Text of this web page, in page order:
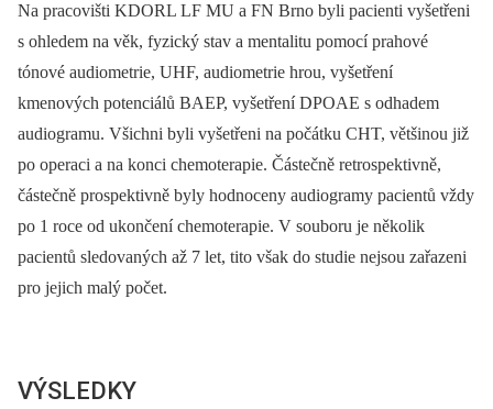
Na pracovišti KDORL LF MU a FN Brno byli pacienti vyšetřeni
s ohledem na věk, fyzický stav a mentalitu pomocí prahové
tónové audiometrie, UHF, audiometrie hrou, vyšetření
kmenových potenciálů BAEP, vyšetření DPOAE s odhadem
audiogramu. Všichni byli vyšetřeni na počátku CHT, většinou již
po operaci a na konci chemoterapie. Částečně retrospektivně,
částečně prospektivně byly hodnoceny audiogramy pacientů vždy
po 1 roce od ukončení chemoterapie. V souboru je několik
pacientů sledovaných až 7 let, tito však do studie nejsou zařazeni
pro jejich malý počet.
VÝSLEDKY